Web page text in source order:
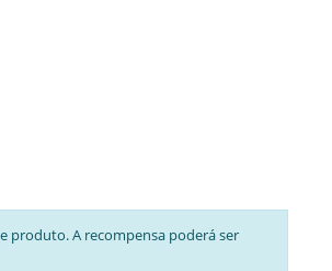
produto. A recompensa poderá ser